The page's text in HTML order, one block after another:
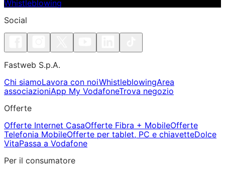
Whistleblowing
Social
Fastweb S.p.A.
Chi siamoLavora con noiWhistleblowingArea
associazioniApp My VodafoneTrova negozio
Offerte
Offerte Internet CasaOfferte Fibra + MobileOfferte
Telefonia MobileOfferte per tablet, PC e chiavetteDolce
VitaPassa a Vodafone
Per il consumatore